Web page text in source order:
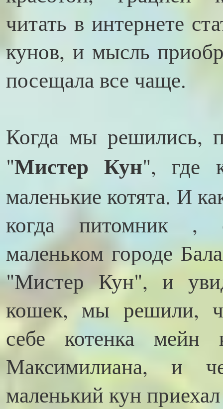
читать в интернете
кунов, и мысль
посещала все чаще.
Когда мы решились,
"Мистер Кун", где
маленькие котята. И
когда питомник ,
маленьком городе
"Мистер Кун", и
кошек, мы решили,
себе котенка мейн
Максимилиана, и
маленький кун